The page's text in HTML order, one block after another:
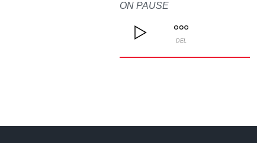
ON PAUSE
DEL